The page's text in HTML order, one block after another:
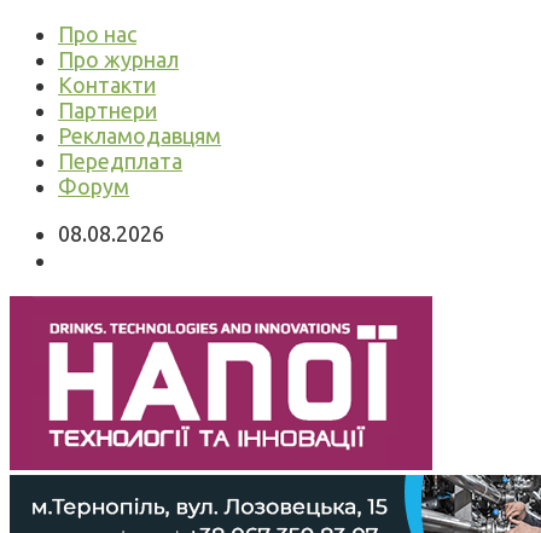
Про нас
Про журнал
Контакти
Партнери
Рекламодавцям
Передплата
Форум
08.08.2026